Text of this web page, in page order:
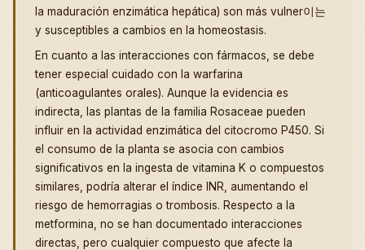
la maduración enzimática hepática) son más vulner이는
y susceptibles a cambios en la homeostasis.
En cuanto a las interacciones con fármacos, se debe
tener especial cuidado con la warfarina
(anticoagulantes orales). Aunque la evidencia es
indirecta, las plantas de la familia Rosaceae pueden
influir en la actividad enzimática del citocromo P450. Si
el consumo de la planta se asocia con cambios
significativos en la ingesta de vitamina K o compuestos
similares, podría alterar el índice INR, aumentando el
riesgo de hemorragias o trombosis. Respecto a la
metformina, no se han documentado interacciones
directas, pero cualquier compuesto que afecte la